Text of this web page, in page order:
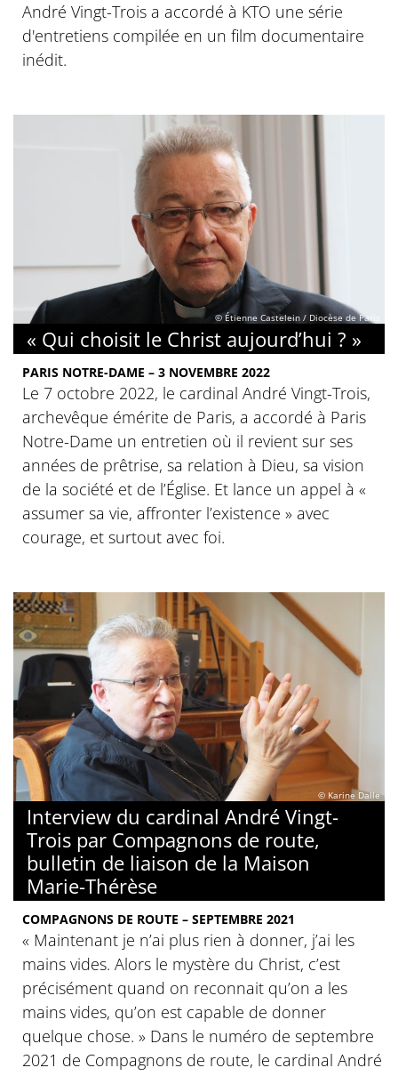
André Vingt-Trois a accordé à KTO une série
d'entretiens compilée en un film documentaire
inédit.
© Étienne Castelein / Diocèse de Paris
« Qui choisit le Christ aujourd’hui ? »
PARIS NOTRE-DAME – 3 NOVEMBRE 2022
Le 7 octobre 2022, le cardinal André Vingt-Trois,
archevêque émérite de Paris, a accordé à Paris
Notre-Dame un entretien où il revient sur ses
années de prêtrise, sa relation à Dieu, sa vision
de la société et de l’Église. Et lance un appel à «
assumer sa vie, affronter l’existence » avec
courage, et surtout avec foi.
© Karine Dalle
Interview du cardinal André Vingt-
Trois par Compagnons de route,
bulletin de liaison de la Maison
Marie-Thérèse
COMPAGNONS DE ROUTE – SEPTEMBRE 2021
« Maintenant je n’ai plus rien à donner, j’ai les
mains vides. Alors le mystère du Christ, c’est
précisément quand on reconnait qu’on a les
mains vides, qu’on est capable de donner
quelque chose. » Dans le numéro de septembre
2021 de Compagnons de route, le cardinal André